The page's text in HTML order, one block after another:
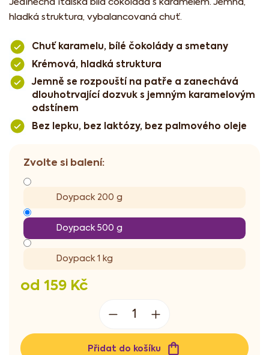
od 159 Kč
Doypack 200 g
Doypack 500 g
Doypack 1 kg
Přidat do košíku
hladká struktura, vybalancovaná chuť.
Chuť karamelu, bílé čokolády a smetany
Krémová, hladká struktura
Jemně se rozpouští na patře a zanechává
dlouhotrvající dozvuk s jemným karamelovým
odstínem
Bez lepku, bez laktózy, bez palmového oleje